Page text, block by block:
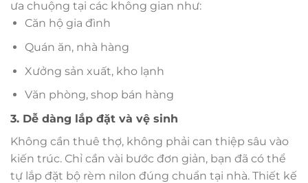
ưa chuộng tại các không gian như:
Căn hộ gia đình
Quán ăn, nhà hàng
Xưởng sản xuất, kho lạnh
Văn phòng, shop bán hàng
3. Dễ dàng lắp đặt và vệ sinh
Không cần thuê thợ, không phải can thiệp sâu vào
kiến trúc. Chỉ cần vài bước đơn giản, bạn đã có thể
tự lắp đặt bộ rèm nilon đúng chuẩn tại nhà. Thiết kế